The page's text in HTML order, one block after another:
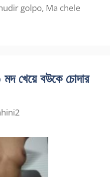
golpo, Ma chele
বউকে চোদার